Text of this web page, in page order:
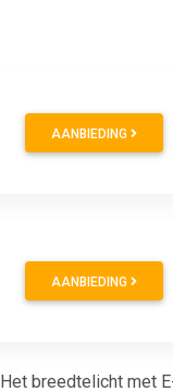
AANBIEDING
AANBIEDING
breedtelicht met